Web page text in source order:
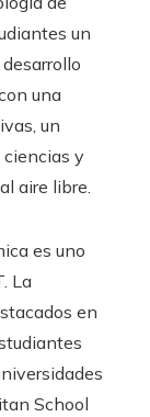
un
una
un
y
aire libre.
es uno
La
en
School